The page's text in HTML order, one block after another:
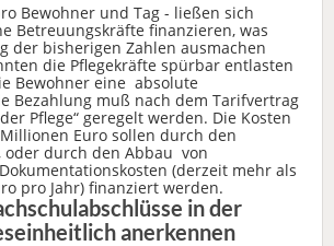
Bewohner und Tag - ließen sich
Betreuungskräfte finanzieren, was
der bisherigen Zahlen ausmachen
die Pflegekräfte spürbar entlasten
Bewohner eine absolute
Bezahlung muß nach dem Tarifvertrag
Pflege“ geregelt werden. Die Kosten
Euro sollen durch den
oder durch den Abbau von
(derzeit mehr als
pro Jahr) finanziert werden.
in der
anerkennen